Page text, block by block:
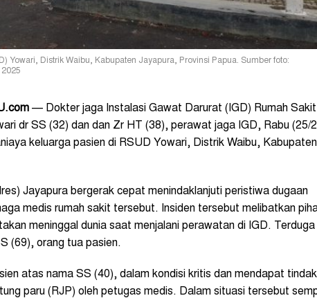
Yowari, Distrik Waibu, Kabupaten Jayapura, Provinsi Papua. Sumber foto:
— Dokter jaga Instalasi Gawat Darurat (IGD) Rumah Sakit
dr SS (32) dan dan Zr HT (38), perawat jaga IGD, Rabu (25/
keluarga pasien di RSUD Yowari, Distrik Waibu, Kabupaten
Jayapura bergerak cepat menindaklanjuti peristiwa dugaan
medis rumah sakit tersebut. Insiden tersebut melibatkan
meninggal dunia saat menjalani perawatan di IGD. Terduga
(69), orang tua pasien.
atas nama SS (40), dalam kondisi kritis dan mendapat
paru (RJP) oleh petugas medis. Dalam situasi tersebut